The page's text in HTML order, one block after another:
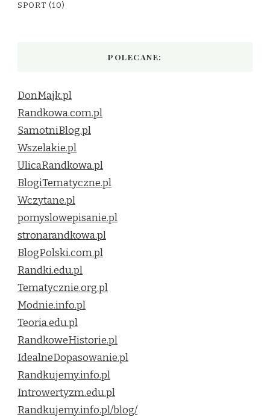
SPORT (10)
POLECANE:
DonMajk.pl
Randkowa.com.pl
SamotniBlog.pl
Wszelakie.pl
UlicaRandkowa.pl
BlogiTematyczne.pl
Wczytane.pl
pomyslowepisanie.pl
stronarandkowa.pl
BlogPolski.com.pl
Randki.edu.pl
Tematycznie.org.pl
Modnie.info.pl
Teoria.edu.pl
RandkoweHistorie.pl
IdealneDopasowanie.pl
Randkujemy.info.pl
Introwertyzm.edu.pl
Randkujemy.info.pl/blog/